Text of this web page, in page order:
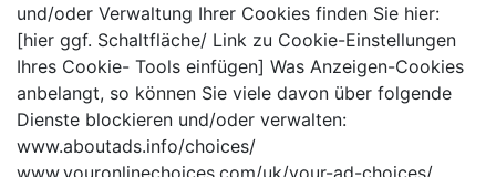
und/oder Verwaltung Ihrer Cookies finden Sie hier:
[hier ggf. Schaltfläche/ Link zu Cookie-Einstellungen
Ihres Cookie- Tools einfügen] Was Anzeigen-Cookies
anbelangt, so können Sie viele davon über folgende
Dienste blockieren und/oder verwalten:
www.aboutads.info/choices/